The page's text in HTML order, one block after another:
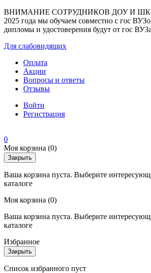
ВНИМАНИЕ СОТРУДНИКОВ ДОУ И
2025 года мы обучаем совместно с гос
дипломы и удостоверения будут от гос
Для слабовидящих
Оплата
Акции
Вопросы и ответы
Отзывы
Войти
Регистрация
0
Моя корзина (0)
Закрыть
Ваша корзина пуста. Выберите
каталоге
Моя корзина (0)
Ваша корзина пуста. Выберите
каталоге
Избранное
Закрыть
Список избранного пуст